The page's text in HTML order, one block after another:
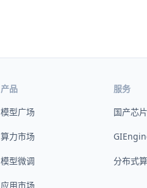
产品
模型广场
算力市场
模型微调
应用市场
服务
国产芯
分布式